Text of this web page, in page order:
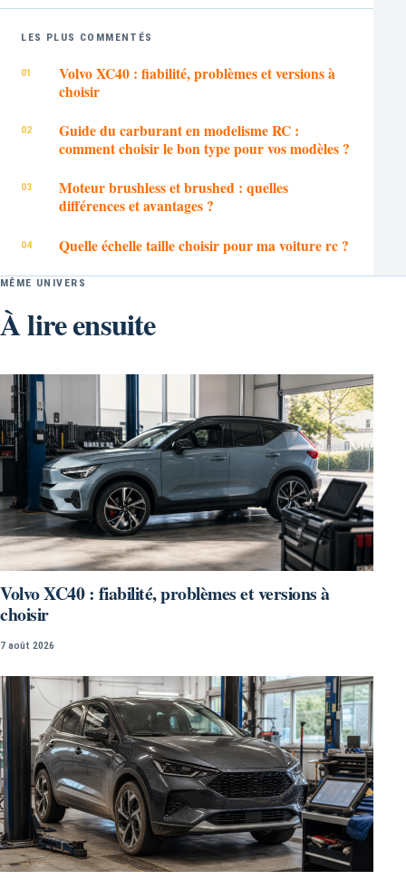
LES PLUS COMMENTÉS
Volvo XC40 : fiabilité, problèmes et versions à
choisir
Guide du carburant en modelisme RC :
comment choisir le bon type pour vos modèles ?
Moteur brushless et brushed : quelles
différences et avantages ?
Quelle échelle taille choisir pour ma voiture rc ?
MÊME UNIVERS
À lire ensuite
Volvo XC40 : fiabilité, problèmes et versions à
choisir
7 août 2026